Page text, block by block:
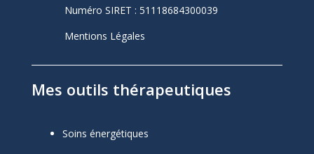
Numéro SIRET : 51118684300039
Mentions Légales
Mes outils thérapeutiques
Soins énergétiques